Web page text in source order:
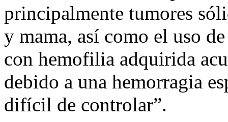
principalmente tumores
y mama, así como el uso
con hemofilia adquirida
debido a una hemorragia
difícil de controlar”.